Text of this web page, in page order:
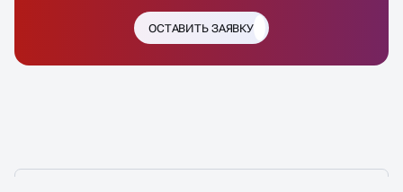
ОСТАВИТЬ ЗАЯВКУ